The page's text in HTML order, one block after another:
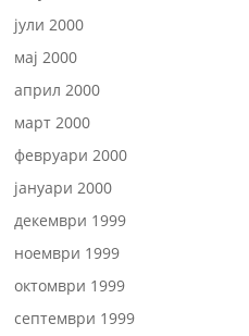
јули 2000
мај 2000
април 2000
март 2000
февруари 2000
јануари 2000
декември 1999
ноември 1999
октомври 1999
септември 1999